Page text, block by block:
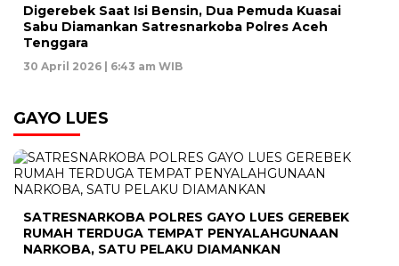
Digerebek Saat Isi Bensin, Dua Pemuda Kuasai
Sabu Diamankan Satresnarkoba Polres Aceh
Tenggara
30 April 2026 | 6:43 am WIB
GAYO LUES
SATRESNARKOBA POLRES GAYO LUES GEREBEK
RUMAH TERDUGA TEMPAT PENYALAHGUNAAN
NARKOBA, SATU PELAKU DIAMANKAN